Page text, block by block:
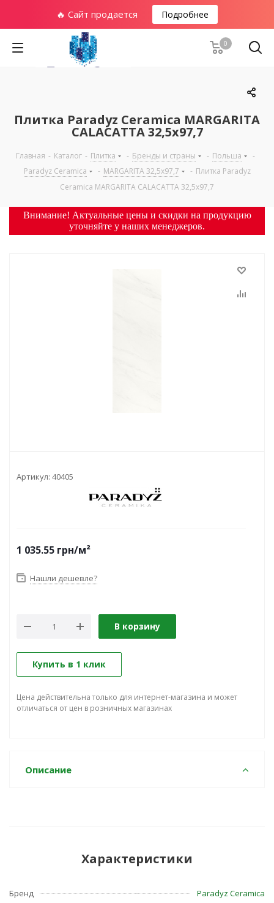
🔥 Сайт продается Подробнее
0
Плитка Paradyz Ceramica MARGARITA
CALACATTA 32,5х97,7
Главная - Каталог - Плитка - Бренды и страны - Польша
-
Paradyz Ceramica
- MARGARITA 32,5х97,7 - Плитка Paradyz
Ceramica MARGARITA CALACATTA 32,5х97,7
Внимание! Актуальные цены и скидки на продукцию
уточняйте у наших менеджеров.
Артикул: 40405
1 035.55 грн/м²
Нашли дешевле?
В корзину
Купить в 1 клик
Цена действительна только для интернет-магазина и может
отличаться от цен в розничных магазинах
Описание
Характеристики
Бренд
Paradyz Ceramica